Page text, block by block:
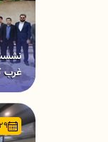
غرب
29 آبان